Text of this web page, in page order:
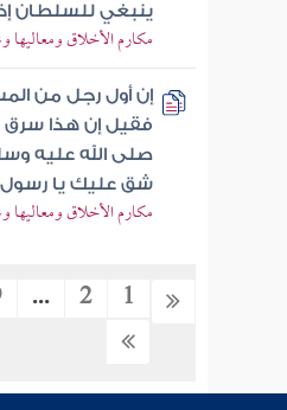
ينبغي للسلطان
مكارم الأخلاق
إن أول رجل من
فقيل إن هذا سرق
صلى الله عليه
شق عليك يا رسول
مكارم الأخلاق
1
2
...